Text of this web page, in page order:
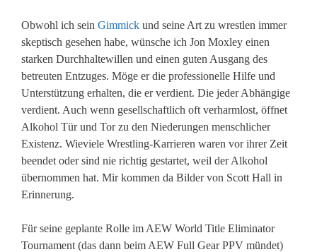
Obwohl ich sein Gimmick und seine Art zu wrestlen immer
skeptisch gesehen habe, wünsche ich Jon Moxley einen
starken Durchhaltewillen und einen guten Ausgang des
betreuten Entzuges. Möge er die professionelle Hilfe und
Unterstützung erhalten, die er verdient. Die jeder Abhängige
verdient. Auch wenn gesellschaftlich oft verharmlost, öffnet
Alkohol Tür und Tor zu den Niederungen menschlicher
Existenz. Wieviele Wrestling-Karrieren waren vor ihrer Zeit
beendet oder sind nie richtig gestartet, weil der Alkohol
übernommen hat. Mir kommen da Bilder von Scott Hall in
Erinnerung.
Für seine geplante Rolle im AEW World Title Eliminator
Tournament (das dann beim AEW Full Gear PPV mündet)